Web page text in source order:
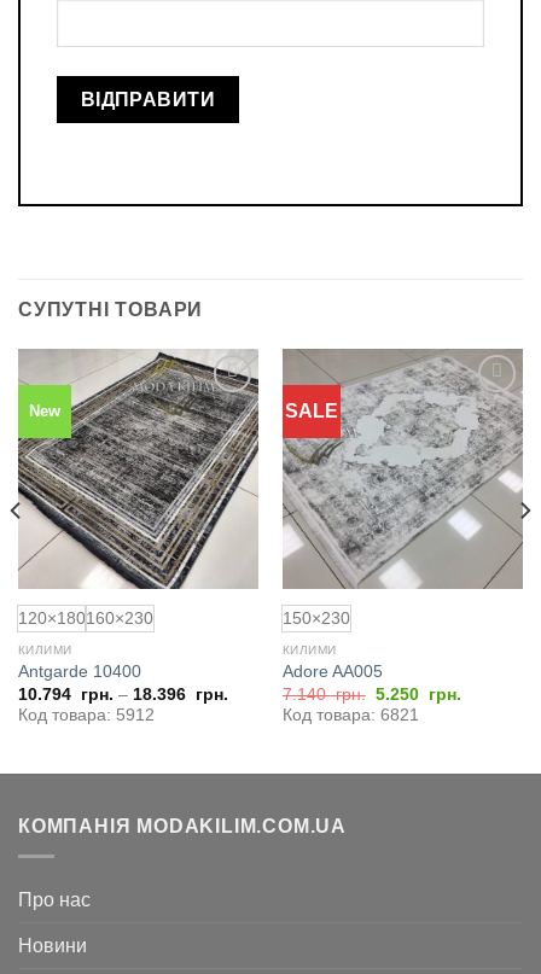
СУПУТНІ ТОВАРИ
New
Додати
до
обраного
120×180160×230
КИЛИМИ
Antgarde 10400
10.794 грн. – 18.396 грн.
Код товара: 5912
SALE
Додати
до
обраного
150×230
КИЛИМИ
Adore AA005
7.140грн. Оригінальна
ціна:
7.140
5.250 грн.
Код товара: 6821
КОМПАНІЯ MODAKILIM.COM.UA
Про нас
Новини